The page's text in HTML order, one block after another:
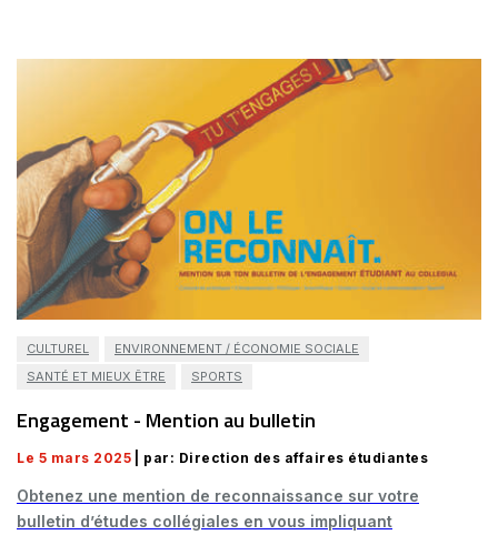
CULTUREL
ENVIRONNEMENT / ÉCONOMIE SOCIALE
SANTÉ ET MIEUX ÊTRE
SPORTS
Engagement - Mention au bulletin
Le 5 mars 2025 | par: Direction des affaires étudiantes
Obtenez une mention de reconnaissance sur votre
bulletin d’études collégiales en vous impliquant